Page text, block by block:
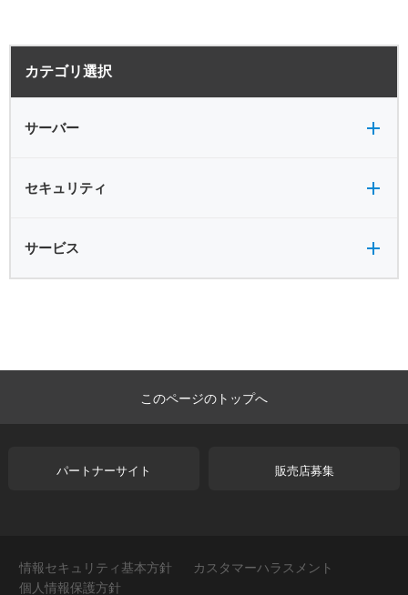
カテゴリ選択
サーバー
VPN
バックアップ
電源
サーバー全般
セキュリティ
サービス
このページのトップへ
パートナーサイト 販売店募集
情報セキュリティ基本方針
カスタマーハラスメント
個人情報保護方針